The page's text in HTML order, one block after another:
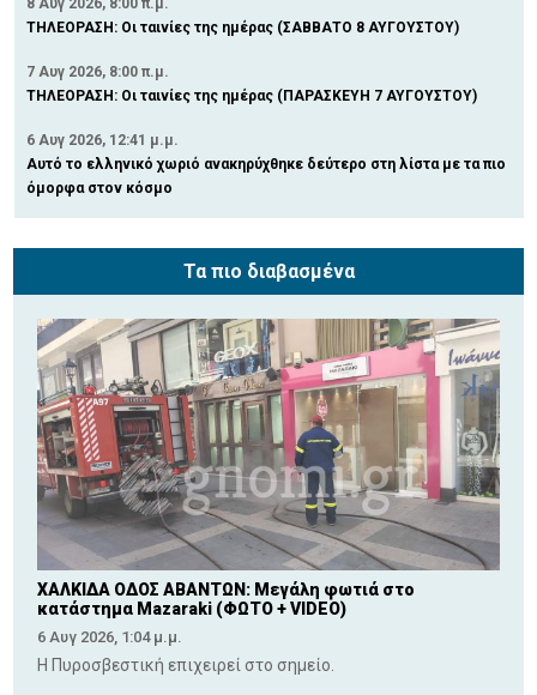
8 Αυγ 2026, 8:00 π.μ.
ΤΗΛΕΟΡΑΣΗ: Οι ταινίες της ημέρας (ΣΑΒΒΑΤΟ 8 ΑΥΓΟΥΣΤΟΥ)
7 Αυγ 2026, 8:00 π.μ.
ΤΗΛΕΟΡΑΣΗ: Οι ταινίες της ημέρας (ΠΑΡΑΣΚΕΥΗ 7 ΑΥΓΟΥΣΤΟΥ)
6 Αυγ 2026, 12:41 μ.μ.
Αυτό το ελληνικό χωριό ανακηρύχθηκε δεύτερο στη λίστα με τα πιο
όμορφα στον κόσμο
Τα πιο διαβασμένα
ΧΑΛΚΙΔΑ ΟΔΟΣ ΑΒΑΝΤΩΝ: Μεγάλη φωτιά στο
κατάστημα Mazaraki (ΦΩΤΟ + VIDEO)
6 Αυγ 2026, 1:04 μ.μ.
Η Πυροσβεστική επιχειρεί στο σημείο.